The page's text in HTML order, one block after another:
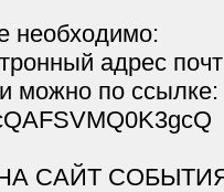
необходимо:
адрес
можно по ссылке:
САЙТ СОБЫТИЯ"